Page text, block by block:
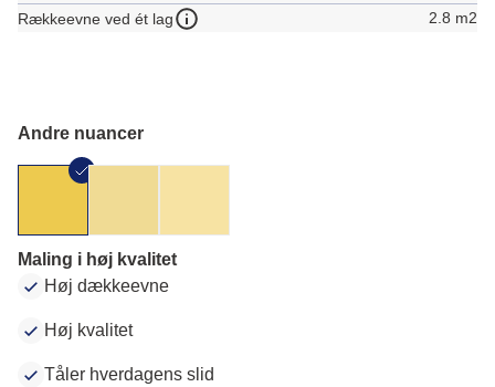
Rækkeevne ved ét lag
2.8 m2
Andre nuancer
Maling i høj kvalitet
Høj dækkeevne
Høj kvalitet
Tåler hverdagens slid